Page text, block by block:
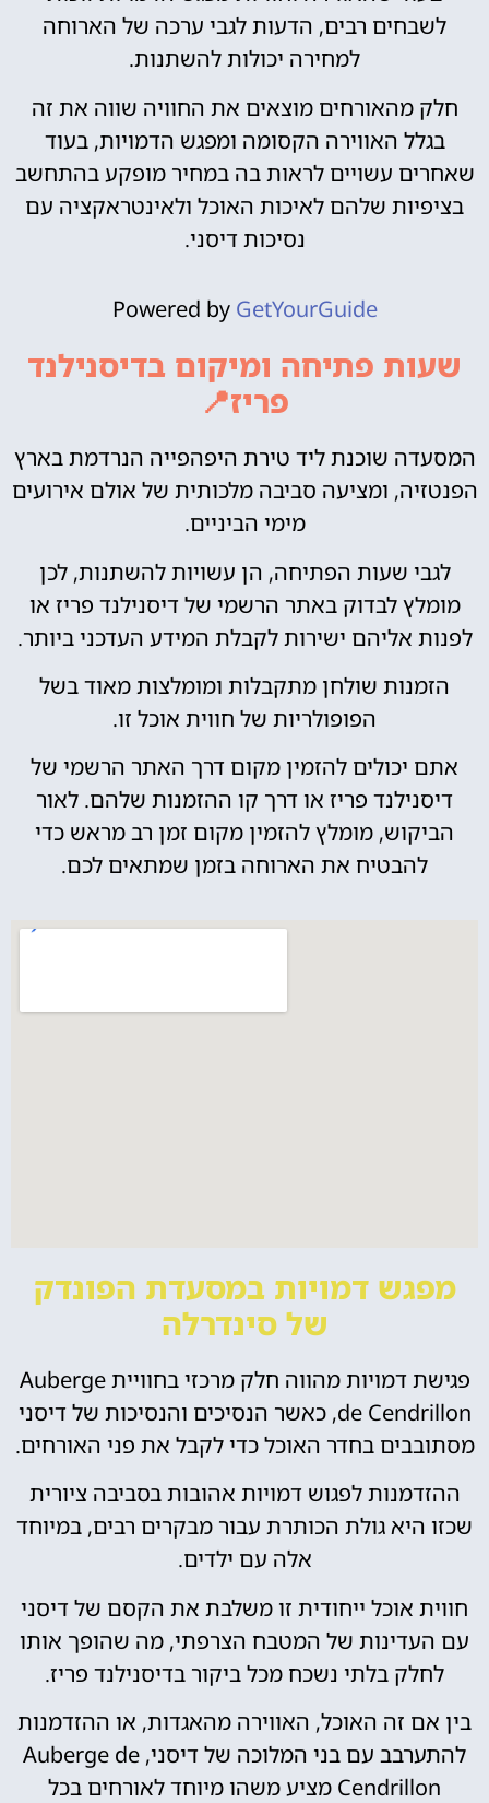
לשבחים רבים, הדעות לגבי ערכה של הארוחה
למחירה יכולות להשתנות.
חלק מהאורחים מוצאים את החוויה שווה את זה
בגלל האווירה הקסומה ומפגש הדמויות, בעוד
שאחרים עשויים לראות בה במחיר מופקע בהתחשב
בציפיות שלהם לאיכות האוכל ולאינטראקציה עם
נסיכות דיסני.
Powered by GetYourGuide
שעות פתיחה ומיקום בדיסנילנד
פריז📍
המסעדה שוכנת ליד טירת היפהפייה הנרדמת בארץ
הפנטזיה, ומציעה סביבה מלכותית של אולם אירועים
מימי הביניים.
לגבי שעות הפתיחה, הן עשויות להשתנות, לכן
מומלץ לבדוק באתר הרשמי של דיסנילנד פריז או
לפנות אליהם ישירות לקבלת המידע העדכני ביותר.
הזמנות שולחן מתקבלות ומומלצות מאוד בשל
הפופולריות של חווית אוכל זו.
אתם יכולים להזמין מקום דרך האתר הרשמי של
דיסנילנד פריז או דרך קו ההזמנות שלהם. לאור
הביקוש, מומלץ להזמין מקום זמן רב מראש כדי
להבטיח את הארוחה בזמן שמתאים לכם.
מפגש דמויות במסעדת הפונדק
של סינדרלה
פגישת דמויות מהווה חלק מרכזי בחוויית Auberge
de Cendrillon, כאשר הנסיכים והנסיכות של דיסני
מסתובבים בחדר האוכל כדי לקבל את פני האורחים.
ההזדמנות לפגוש דמויות אהובות בסביבה ציורית
שכזו היא גולת הכותרת עבור מבקרים רבים, במיוחד
אלה עם ילדים.
חווית אוכל ייחודית זו משלבת את הקסם של דיסני
עם העדינות של המטבח הצרפתי, מה שהופך אותו
לחלק בלתי נשכח מכל ביקור בדיסנילנד פריז.
בין אם זה האוכל, האווירה מהאגדות, או ההזדמנות
להתערבב עם בני המלוכה של דיסני, Auberge de
Cendrillon מציע משהו מיוחד לאורחים בכל